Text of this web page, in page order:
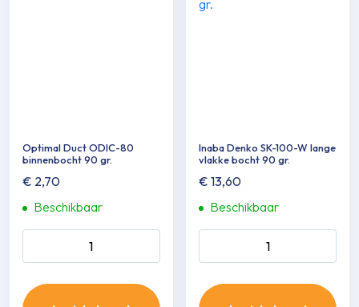
Optimal Duct ODIC-80
binnenbocht 90 gr.
€ 2,70
Beschikbaar
Inaba Denko SK-100-W lange
vlakke bocht 90 gr.
€ 13,60
Beschikbaar